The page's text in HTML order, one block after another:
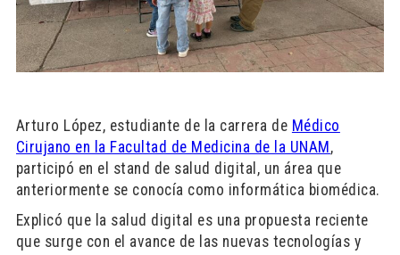
Arturo López, estudiante de la carrera de Médico
Cirujano en la Facultad de Medicina de la UNAM ,
participó en el stand de salud digital, un área que
anteriormente se conocía como informática biomédica.
Explicó que la salud digital es una propuesta reciente
que surge con el avance de las nuevas tecnologías y